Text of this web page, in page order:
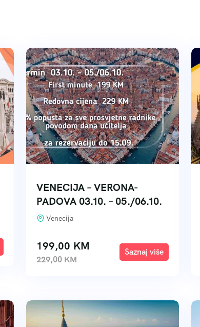
VENECIJA – VERONA-
PADOVA 03.10. – 05./06.10.
Venecija
199,00 KM
229,00KM
Explore